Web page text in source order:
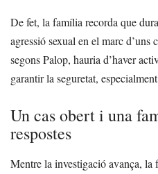
De fet, la família recorda que
agressió sexual en el marc d’uns
segons Palop, hauria d’haver
garantir la seguretat,
Un cas obert i una
respostes
Mentre la investigació avança,